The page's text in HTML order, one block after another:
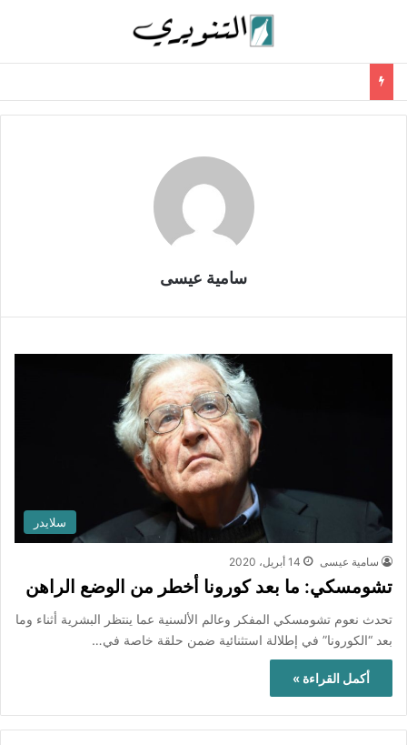
سامية عيسى
سلايدر
سامية عيسى 14 أبريل، 2020
تشومسكي: ما بعد كورونا أخطر من الوضع الراهن
تحدث نعوم تشومسكي المفكر وعالم الألسنية عما ينتظر البشرية أثناء وما
بعد “الكورونا” في إطلالة استثنائية ضمن حلقة خاصة في…
أكمل القراءة »